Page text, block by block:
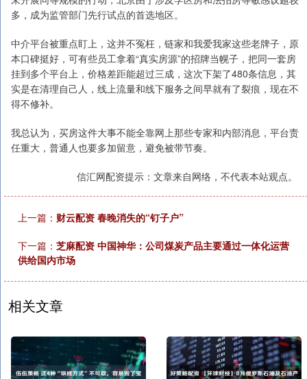
多，成为监管部门先行试点的首选地区。
中介平台被重点盯上，这并不冤枉，链家和我爱我家这些老牌子，原
本口碑挺好，可有些员工拿着“真实房源”的招牌当幌子，把同一套房
挂到多个平台上，价格差距能超过三成，这次下架了480条信息，其
实是在清理自己人，线上流量和线下服务之间早就有了裂痕，现在不
得不修补。
我总认为，买房这件大事不能全靠网上那些专家和内部消息，平台责
任重大，普通人也要多加留意，避免被带节奏。
信汇网配资提示：文章来自网络，不代表本站观点。
上一篇： 财云配资 春晚消失的“钉子户”
下一篇： 芝麻配资 中国神华：公司煤炭产品主要通过一体化运营
供给国内市场
相关文章